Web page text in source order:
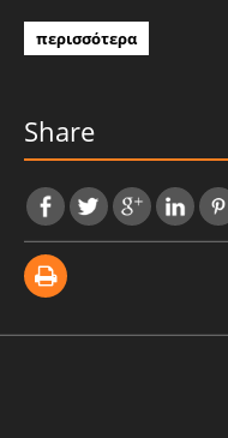
περισσότερα
Share